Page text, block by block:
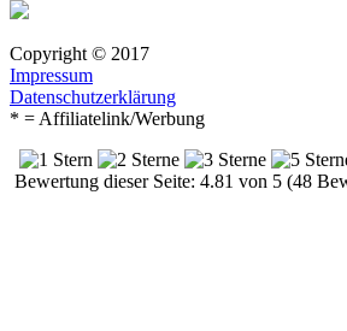
Copyright © 2017
Impressum
Datenschutzerklärung
* = Affiliatelink/Werbung
Bewertung dieser Seite: 4.81 von 5 (48